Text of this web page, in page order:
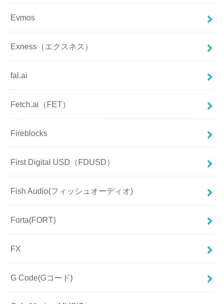
Evmos
Exness（エクスネス）
fal.ai
Fetch.ai（FET）
Fireblocks
First Digital USD（FDUSD）
Fish Audio(フィッシュオーディオ)
Forta(FORT)
FX
G Code(Gコード)